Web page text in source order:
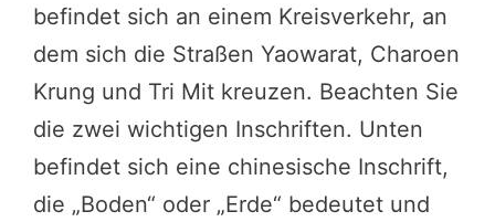
befindet sich an einem Kreisverkehr, an
dem sich die Straßen Yaowarat, Charoen
Krung und Tri Mit kreuzen. Beachten Sie
die zwei wichtigen Inschriften. Unten
befindet sich eine chinesische Inschrift,
die „Boden“ oder „Erde“ bedeutet und